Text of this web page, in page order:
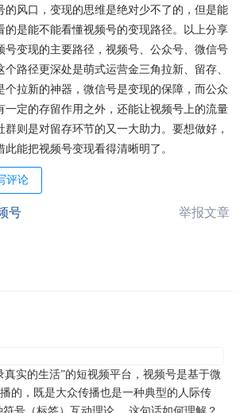
的风口，变现的思维是绝对少不了的，但是能
的是能不能看懂视频号的变现路径。以上分享
号变现的主要路径，视频号、公众号、微信号
路径更深处是萌式运营金三角拉新、留存、
个拉新的神器，微信号是变现的保障，而公众
一定的存留作用之外，还能让视频号上的流量
则是对留存环节的又一大助力。要想做好，
能把视频号变现看得清晰明了。
评论
号 举报文章